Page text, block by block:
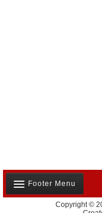
Footer Menu
Copyright ©